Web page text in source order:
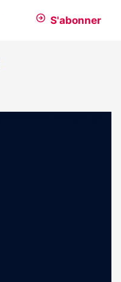
S'abonner